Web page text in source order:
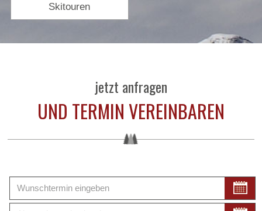
Skitouren
jetzt anfragen
UND TERMIN VEREINBAREN